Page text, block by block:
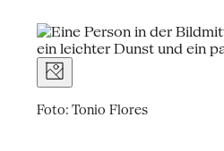
Foto: Tonio Flores